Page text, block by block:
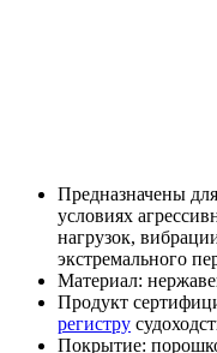
Предназначены
условиях
нагрузок,
экстремального
Материал:
Продукт
регистру
Покрытие: